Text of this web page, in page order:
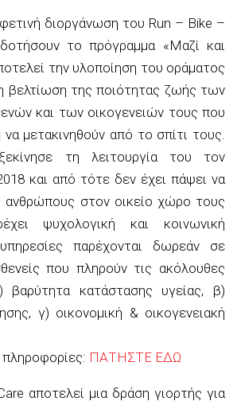
διοργάνωση του Run – Bike –
το πρόγραμμα «Μαζί και
την υλοποίηση του οράματος
βελτίωση της ποιότητας ζωής των
και των οικογενειών τους που
να μετακινηθούν από το σπίτι τους.
τη λειτουργία του τον
και από τότε δεν έχει πάψει να
ανθρώπους στον οικείο χώρο τους
ψυχολογική και κοινωνική
παρέχονται δωρεάν σε
που πληρούν τις ακόλουθες
βαρύτητα κατάστασης υγείας, β)
γ) οικονομική & οικογενειακή
πληροφορίες: ΠΑΤΗΣΤΕ ΕΔΩ
αποτελεί μια δράση γιορτής για